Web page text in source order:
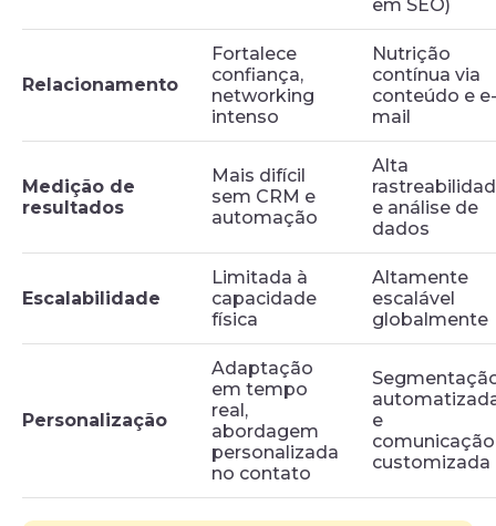
em SEO)
Relacionamento
Fortalece
confiança,
networking
intenso
Nutrição
contínua via
conteúdo e e-
mail
Medição de
resultados
Mais difícil
sem CRM e
automação
Alta
e análise de
dados
Escalabilidade
Limitada à
capacidade
física
Altamente
escalável
globalmente
Personalização
Adaptação
em tempo
real,
abordagem
personalizada
no contato
e
comunicação
customizada